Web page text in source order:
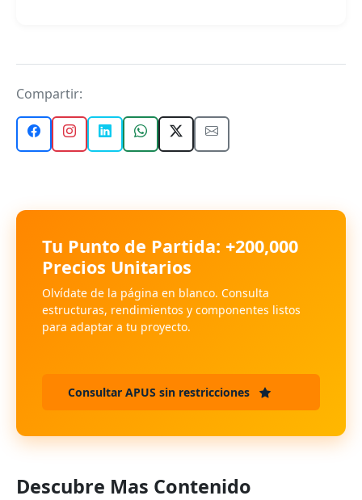
Compartir:
Tu Punto de Partida: +200,000
Precios Unitarios
Olvídate de la página en blanco. Consulta
estructuras, rendimientos y componentes listos
para adaptar a tu proyecto.
Consultar APUS sin restricciones
Descubre Mas Contenido